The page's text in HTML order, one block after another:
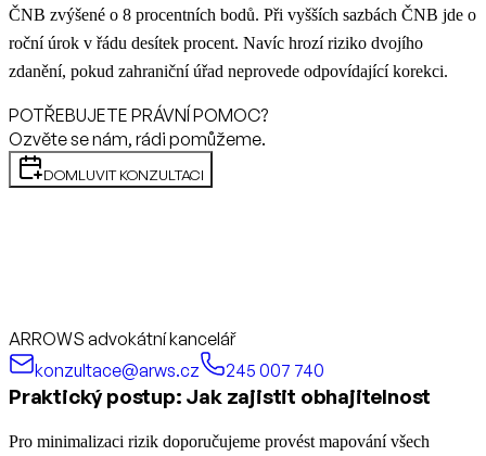
ČNB zvýšené o 8 procentních bodů. Při vyšších sazbách ČNB jde o
roční úrok v řádu desítek procent. Navíc hrozí riziko dvojího
zdanění, pokud zahraniční úřad neprovede odpovídající korekci.
POTŘEBUJETE PRÁVNÍ POMOC?
Ozvěte se nám, rádi pomůžeme.
DOMLUVIT KONZULTACI
ARROWS advokátní kancelář
konzultace@arws.cz
245 007 740
Praktický postup: Jak zajistit obhajitelnost
Pro minimalizaci rizik doporučujeme provést mapování všech